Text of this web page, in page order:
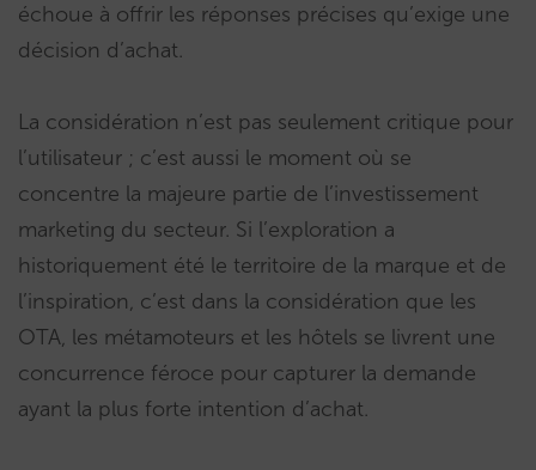
échoue à offrir les réponses précises qu’exige une
décision d’achat.
La considération n’est pas seulement critique pour
l’utilisateur ; c’est aussi le moment où se
concentre la majeure partie de l’investissement
marketing du secteur. Si l’exploration a
historiquement été le territoire de la marque et de
l’inspiration, c’est dans la considération que les
OTA, les métamoteurs et les hôtels se livrent une
concurrence féroce pour capturer la demande
ayant la plus forte intention d’achat.